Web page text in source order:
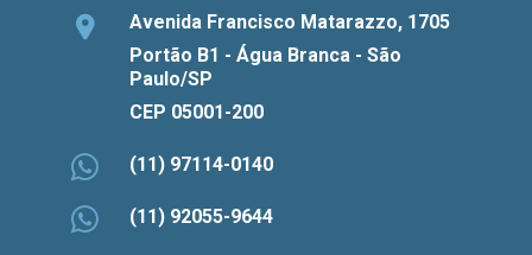
Avenida Francisco Matarazzo, 1705
Portão B1 - Água Branca - São
Paulo/SP
CEP 05001-200
(11) 97114-0140
(11) 92055-9644